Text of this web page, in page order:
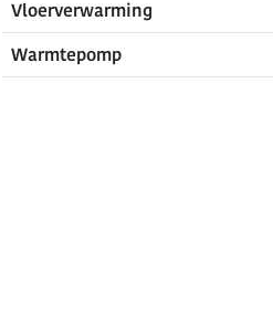
Vloerverwarming
Warmtepomp